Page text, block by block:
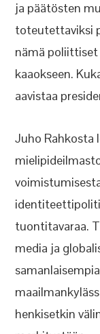
ja päätösten
toteutettaviksi
nämä
kaaokseen.
aavistaa
Juho Rahkosta
tuontitavaraa.
media ja
henkisetkin